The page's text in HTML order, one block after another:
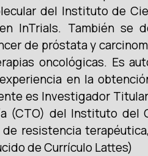
del Instituto de
InTrials. También se
de próstata y
oncológicas. Es
en la
es Investigador
(CTO) del Instituto del
resistencia
de Currículo Lattes)